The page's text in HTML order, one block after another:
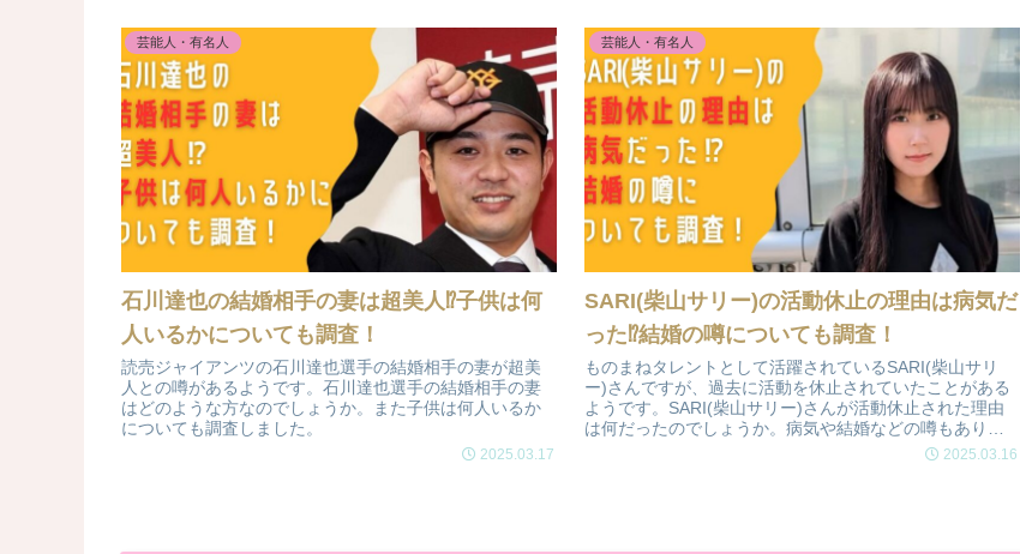
芸能人・有名人
石川達也の結婚相手の妻は超美人⁉子供は何
人いるかについても調査！
読売ジャイアンツの石川達也選手の結婚相手の妻が超美
人との噂があるようです。石川達也選手の結婚相手の妻
はどのような方なのでしょうか。また子供は何人いるか
についても調査しました。
2025.03.17
芸能人・有名人
SARI(柴山サリー)の活動休止の理由は病気だ
った⁉結婚の噂についても調査！
ものまねタレントとして活躍されているSARI(柴山サリ
ー)さんですが、過去に活動を休止されていたことがある
ようです。SARI(柴山サリー)さんが活動休止された理由
は何だったのでしょうか。病気や結婚などの噂もありま
すが、真相はどうなのでしょうか。今回はSARI(柴山サリ
2025.03.16